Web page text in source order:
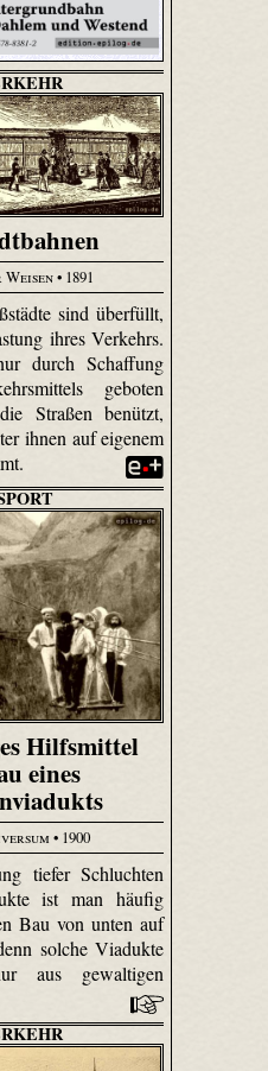
• 1891
sind überfüllt,
ihres Verkehrs.
durch Schaffung
geboten
Straßen benützt,
ihnen auf eigenem
Hilfsmittel
eines
• 1900
tiefer Schluchten
ist man häufig
Bau von unten auf
solche Viadukte
aus gewaltigen